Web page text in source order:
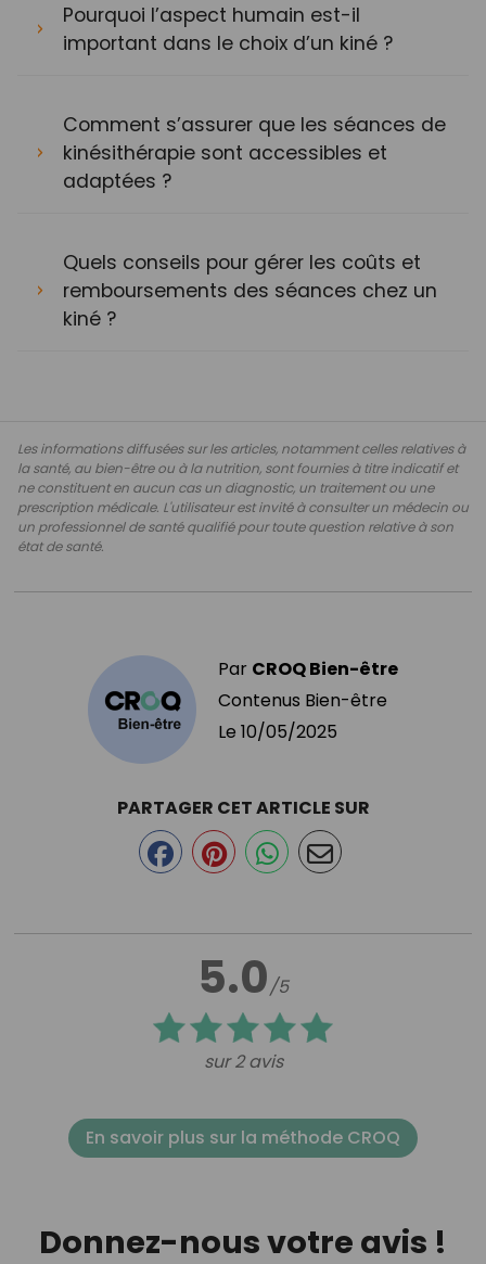
Pourquoi l’aspect humain est-il
important dans le choix d’un kiné ?
Comment s’assurer que les séances de
kinésithérapie sont accessibles et
adaptées ?
Quels conseils pour gérer les coûts et
remboursements des séances chez un
kiné ?
Les informations diffusées sur les articles, notamment celles relatives à
la santé, au bien-être ou à la nutrition, sont fournies à titre indicatif et
ne constituent en aucun cas un diagnostic, un traitement ou une
prescription médicale. L'utilisateur est invité à consulter un médecin ou
un professionnel de santé qualifié pour toute question relative à son
état de santé.
Par CROQ Bien-être
Contenus Bien-être
Le 10/05/2025
5.0/5
sur 2 avis
PARTAGER CET ARTICLE SUR
En savoir plus sur la méthode CROQ
Donnez-nous votre avis !